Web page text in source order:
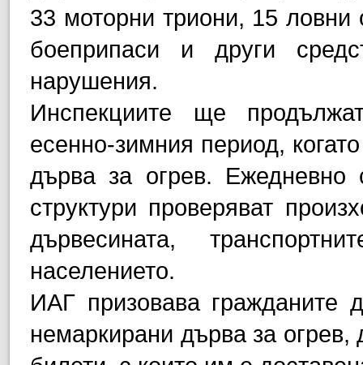
33 моторни триони, 15
боеприпаси и други
нарушения.
Инспекциите ще
есенно-зимния период,
дърва за огрев. Ежедневно
структури проверяват
дървесината,
населението.
ИАГ призовава гражданите
немаркирани дърва за огрев,